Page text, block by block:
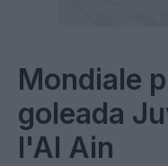
Mondiale
goleada
l'Al Ain